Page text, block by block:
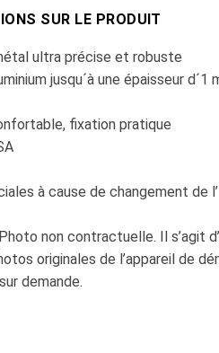
SUR LE PRODUIT
ultra précise et robuste
jusqu´à une épaisseur d´1
fixation pratique
à cause de changement de
non contractuelle. Il s’agit
originales de l’appareil de
demande.